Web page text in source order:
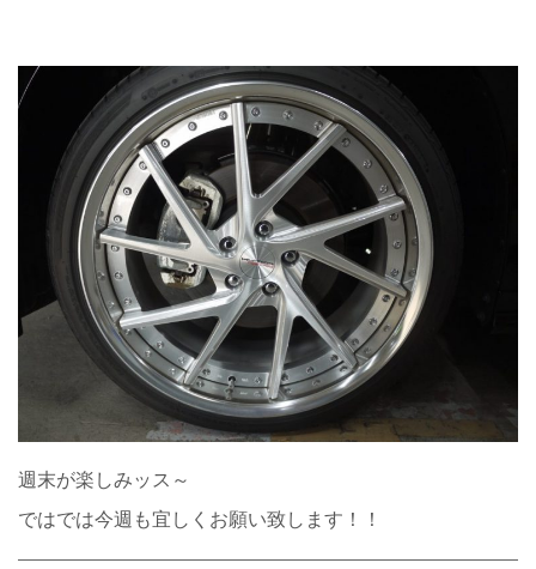
週末が楽しみッス～
ではでは今週も宜しくお願い致します！！